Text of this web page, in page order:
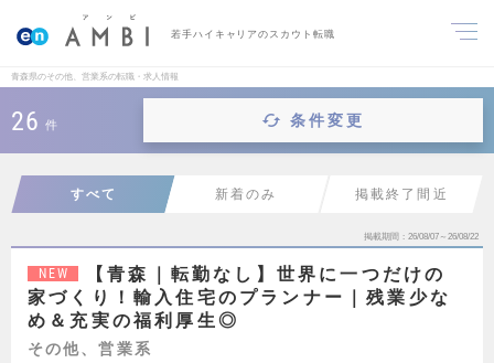
若手ハイキャリアのスカウト転職
青森県のその他、営業系の転職・求人情報
26 件 条件変更
すべて 新着のみ 掲載終了間近
掲載期間 26/08/07～26/08/22
NEW
【青森｜転勤なし】世界に一つだけの
家づくり！輸入住宅のプランナー｜残業少な
め＆充実の福利厚生◎
その他、営業系